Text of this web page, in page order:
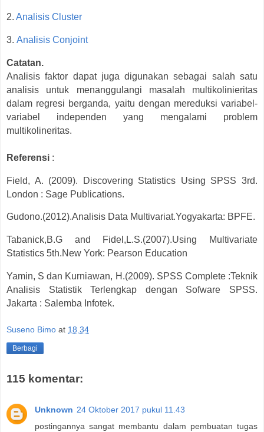
2. Analisis Cluster
3. Analisis Conjoint
Catatan.
Analisis faktor dapat juga digunakan sebagai salah satu
analisis untuk menanggulangi masalah multikolinieritas
dalam regresi berganda, yaitu dengan mereduksi variabel-
variabel independen yang mengalami problem
multikolineritas.
Referensi :
Field, A. (2009). Discovering Statistics Using SPSS 3rd.
London : Sage Publications.
Gudono.(2012).Analisis Data Multivariat.Yogyakarta: BPFE.
Tabanick,B.G and Fidel,L.S.(2007).Using Multivariate
Statistics 5th.New York: Pearson Education
Yamin, S dan Kurniawan, H.(2009). SPSS Complete :Teknik
Analisis Statistik Terlengkap dengan Sofware SPSS.
Jakarta : Salemba Infotek.
Suseno Bimo at 18.34
Berbagi
115 komentar:
Unknown 24 Oktober 2017 pukul 11.43
postingannya sangat membantu dalam pembuatan tugas